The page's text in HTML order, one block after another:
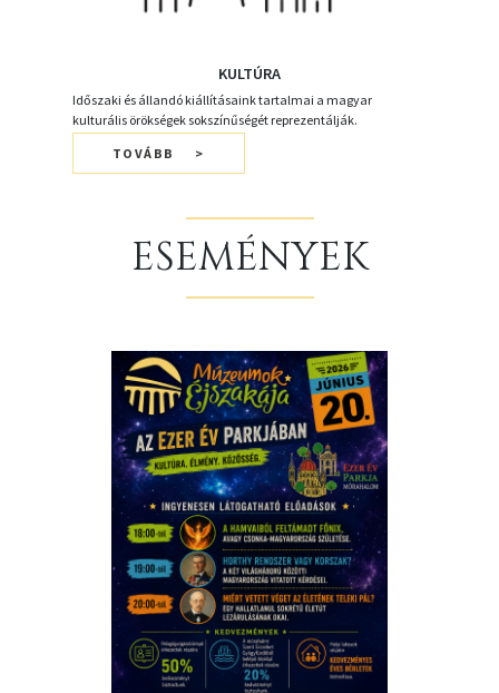
KULTÚRA
Időszaki és állandó kiállításaink tartalmai a magyar
kulturális örökségek sokszínűségét reprezentálják.
TOVÁBB
ESEMÉNYEK